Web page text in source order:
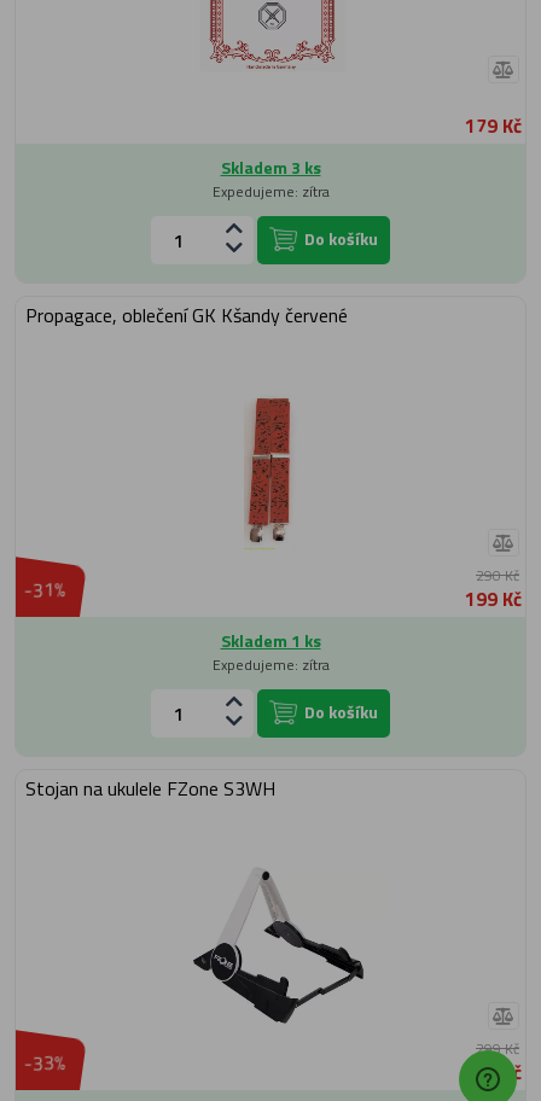
179 Kč
Skladem 3 ks
Expedujeme: zítra
Do košíku
Propagace, oblečení GK Kšandy červené
-31% 290 Kč
199 Kč
Skladem 1 ks
Expedujeme: zítra
Do košíku
Stojan na ukulele FZone S3WH
-33% 299 Kč
199 Kč